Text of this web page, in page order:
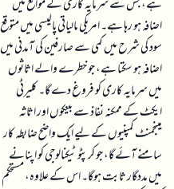
ہے، جس سے سرمایہ کاری کے مواقع میں
اضافہ ہو رہا ہے۔ امریکی مالیاتی پالیسی میں متوقع
سود کی شرح میں کمی سے صارفین کی آمدنی میں
اضافہ ہو سکتا ہے، جو خطرے والے اثاثوں
میں سرمایہ کاری کو فروغ دے گا۔ کلیرٹی
ایکٹ کے ممکنہ نفاذ سے بینکوں اور اثاثہ
مینجمنٹ کمپنیوں کے لیے ایک واضح ضابطہ کار
سامنے آئے گا، جو کرپٹو ٹیکنالوجی کو اپنانے
میں مددگار ثابت ہوگا۔ اس کے علاوہ، مستحکم